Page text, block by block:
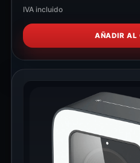
IVA incluido
AÑADIR AL